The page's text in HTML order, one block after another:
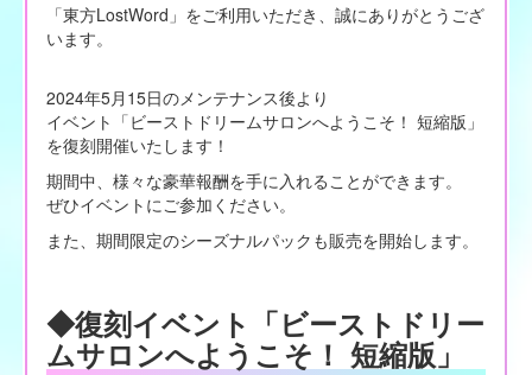
「東方LostWord」をご利用いただき、誠にありがとうござ
います。
2024年5月15日のメンテナンス後より
イベント「ビーストドリームサロンへようこそ！ 短縮版」
を復刻開催いたします！
期間中、様々な豪華報酬を手に入れることができます。
ぜひイベントにご参加ください。
また、期間限定のシーズナルパックも販売を開始します。
◆復刻イベント「ビーストドリー
ムサロンへようこそ！ 短縮版」